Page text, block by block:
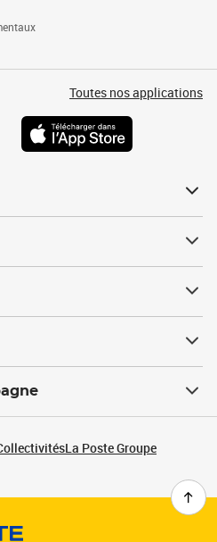
Toutes nos applications
La Poste Groupe